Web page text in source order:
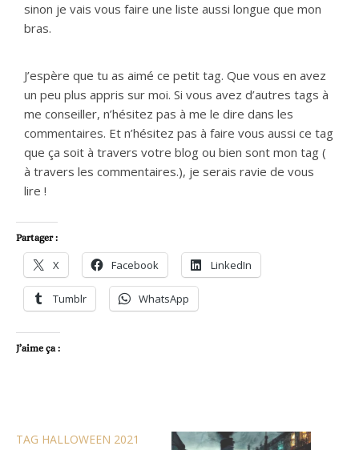
sinon je vais vous faire une liste aussi longue que mon
bras.
J’espère que tu as aimé ce petit tag. Que vous en avez
un peu plus appris sur moi. Si vous avez d’autres tags à
me conseiller, n’hésitez pas à me le dire dans les
commentaires. Et n’hésitez pas à faire vous aussi ce tag
que ça soit à travers votre blog ou bien sont mon tag (
à travers les commentaires.), je serais ravie de vous
lire !
Partager :
X Facebook LinkedIn
Tumblr WhatsApp
J’aime ça :
TAG HALLOWEEN 2021